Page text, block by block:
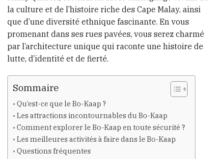
la culture et de l’histoire riche des Cape Malay, ainsi
que d’une diversité ethnique fascinante. En vous
promenant dans ses rues pavées, vous serez charmé
par l’architecture unique qui raconte une histoire de
lutte, d’identité et de fierté.
Sommaire
Qu’est-ce que le Bo-Kaap ?
Les attractions incontournables du Bo-Kaap
Comment explorer le Bo-Kaap en toute sécurité ?
Les meilleures activités à faire dans le Bo-Kaap
Questions fréquentes